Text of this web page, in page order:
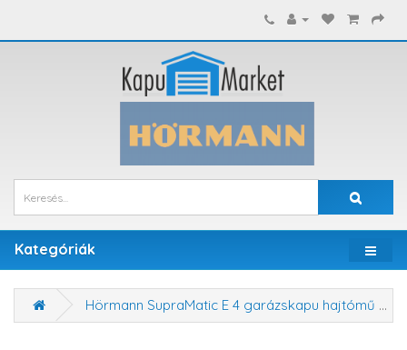
Kategóriák
Hörmann SupraMatic E 4 garázskapu hajtómű szett (BLUETOOTH)